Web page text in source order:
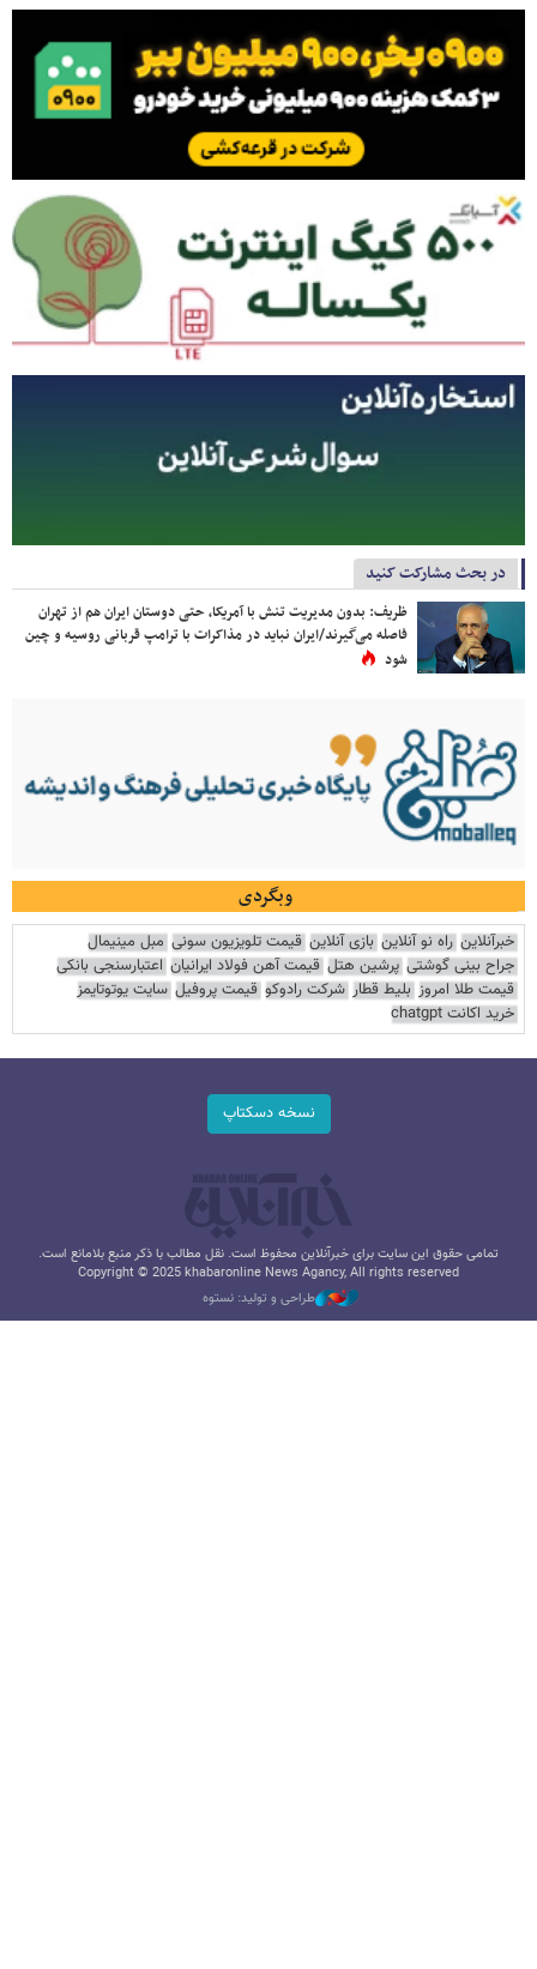
در بحث مشارکت کنید
ظریف: بدون مدیریت تنش با آمریکا، حتی دوستان ایران هم از تهران
فاصله می‌گیرند/ایران نباید در مذاکرات با ترامپ قربانی روسیه و چین
شود
وبگردی
خبرآنلاین راه نو آنلاین بازی آنلاین قیمت تلویزیون سونی مبل مینیمال
جراح بینی گوشتی پرشین هتل قیمت آهن فولاد ایرانیان اعتبارسنجی بانکی
قیمت طلا امروز بلیط قطار شرکت رادوکو قیمت پروفیل سایت یوتوتایمز
خرید اکانت chatgpt
نسخه دسکتاپ
تمامی حقوق این سایت برای خبرآنلاین محفوظ است. نقل مطالب با ذکر منبع بلامانع است.
Copyright © 2025 khabaronline News Agancy, All rights reserved
طراحی و تولید: نستوه